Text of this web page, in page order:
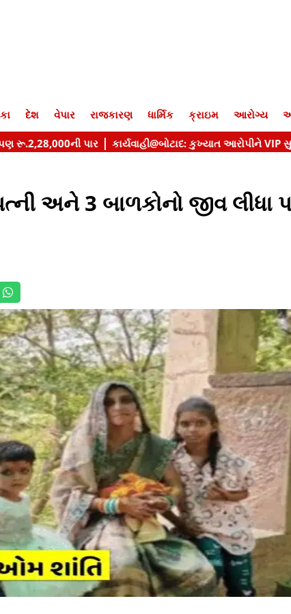
દેશ વેપાર રાજકારણ ધાર્મિક ક્રાઇમ આરોગ્ય
અને 3 બાળકોનો જીવ લીધા